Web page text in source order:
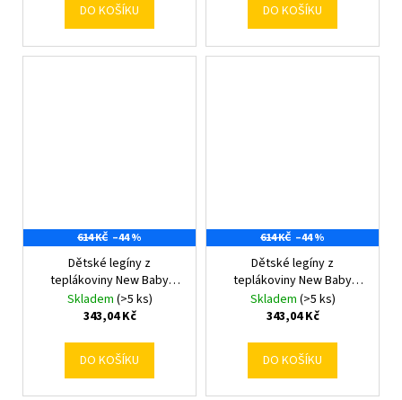
DO KOŠÍKU DO KOŠÍKU
614 KČ –44 %
Dětské legíny z
teplákoviny New Baby
Kindergarten light pink
116/122
Skladem (>5 ks)
343,04 Kč
DO KOŠÍKU
614 KČ –44 %
Dětské legíny z
teplákoviny New Baby
Kindergarten melange
116/122
Skladem (>5 ks)
343,04 Kč
DO KOŠÍKU